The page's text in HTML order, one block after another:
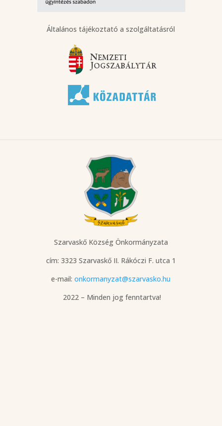
Általános tájékoztató a szolgáltatásról
Szarvaskő Község Önkormányzata
cím: 3323 Szarvaskő II. Rákóczi F. utca 1
e-mail:onkormanyzat@szarvasko.hu
2022 – Minden jog fenntartva!